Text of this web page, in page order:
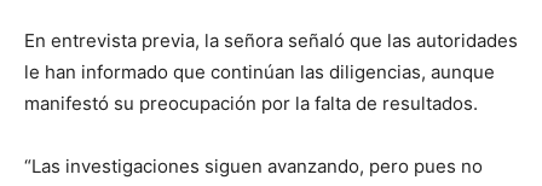
En entrevista previa, la señora señaló que las autoridades
le han informado que continúan las diligencias, aunque
manifestó su preocupación por la falta de resultados.
“Las investigaciones siguen avanzando, pero pues no